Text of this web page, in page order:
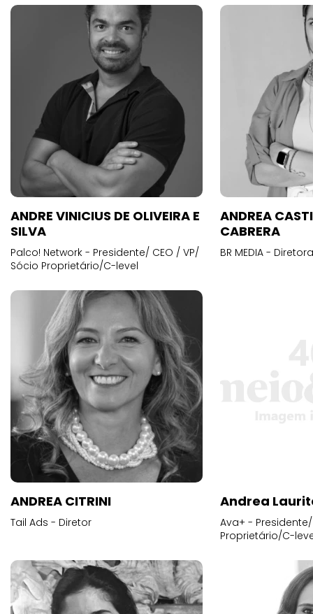
ANDRE VINICIUS DE OLIVEIRA E
SILVA
Palco! Network - Presidente/ CEO / VP/
Sócio Proprietário/C-level
ANDREA
CABRERA
BR MEDIA -
ANDREA CITRINI
Tail Ads - Diretor
Andrea
Ava+ -
Proprietário/C-